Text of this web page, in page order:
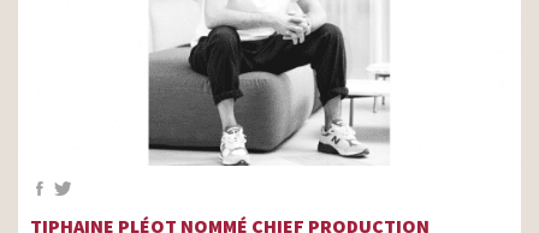
TIPHAINE PLÉOT NOMMÉ CHIEF PRODUCTION